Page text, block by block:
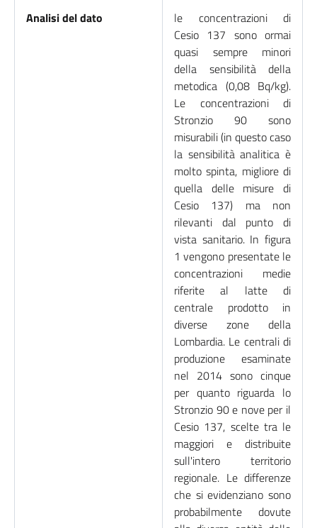
Analisi del dato
le concentrazioni di
Cesio 137 sono ormai
quasi sempre minori
della sensibilità della
metodica (0,08 Bq/kg).
Le concentrazioni di
Stronzio 90 sono
misurabili (in questo caso
la sensibilità analitica è
molto spinta, migliore di
quella delle misure di
Cesio 137) ma non
rilevanti dal punto di
vista sanitario. In figura
1 vengono presentate le
concentrazioni medie
riferite al latte di
centrale prodotto in
diverse zone della
Lombardia. Le centrali di
produzione esaminate
nel 2014 sono cinque
per quanto riguarda lo
Stronzio 90 e nove per il
Cesio 137, scelte tra le
maggiori e distribuite
sull'intero territorio
regionale. Le differenze
che si evidenziano sono
probabilmente dovute